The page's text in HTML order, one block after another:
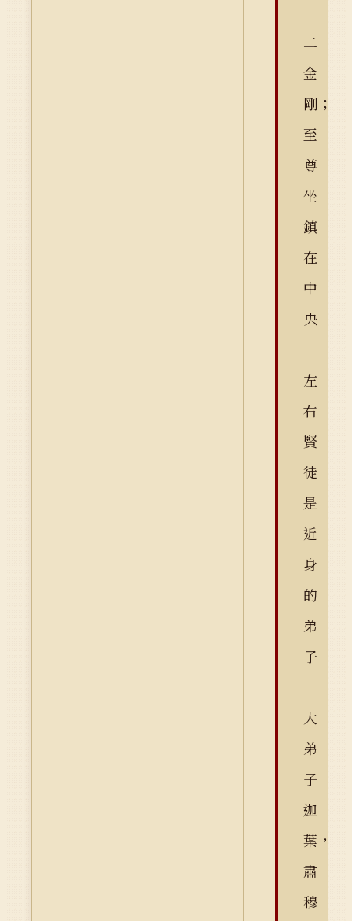
二
金
剛；
至
尊
坐
鎮
在
中
央
左
右
賢
徒
是
近
身
的
弟
子
大
弟
子
迦
葉，
肅
穆